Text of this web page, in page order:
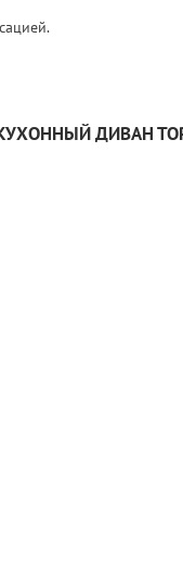
ДИВАН